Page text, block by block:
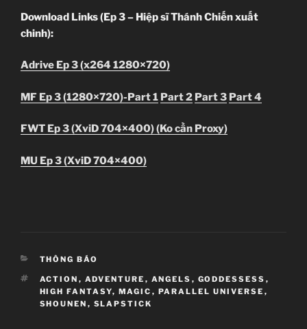
Download Links (Ep 3 – Hiệp sĩ Thánh Chiến xuất
chinh):
Adrive Ep 3 (x264 1280×720)
MF Ep 3 (1280×720)-Part 1 Part 2 Part 3 Part 4
FWT Ep 3 (XviD 704×400) (Ko cần Proxy)
MU Ep 3 (XviD 704×400)
CATEGORIES
THÔNG BÁO
TAGS
ACTION , ADVENTURE , ANGELS , GODDESSESS ,
HIGH FANTASY, MAGIC , PARALLEL UNIVERSE ,
SHOUNEN , SLAPSTICK